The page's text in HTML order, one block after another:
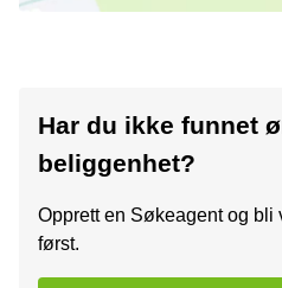
Har du ikke funnet
beliggenhet?
Opprett en Søkeagent og bli
først.